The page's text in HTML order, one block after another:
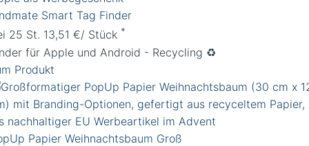
Smart Tag Finder
25 St. 13,51 €/ Stück *
für Apple und Android - Recycling ♻️
Produkt
Papier Weihnachtsbaum Groß